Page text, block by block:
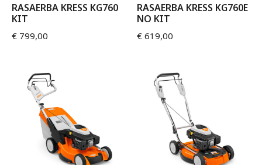
RASAERBA KRESS KG760
KIT
€ 799,00
RASAERBA KRESS KG760E
NO KIT
€ 619,00